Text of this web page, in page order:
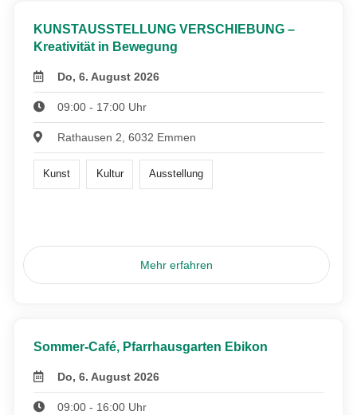
KUNSTAUSSTELLUNG VERSCHIEBUNG –
Kreativität in Bewegung
Do, 6. August 2026
09:00 - 17:00 Uhr
Rathausen 2, 6032 Emmen
Kunst Kultur Ausstellung
Mehr erfahren
Sommer-Café, Pfarrhausgarten Ebikon
Do, 6. August 2026
09:00 - 16:00 Uhr